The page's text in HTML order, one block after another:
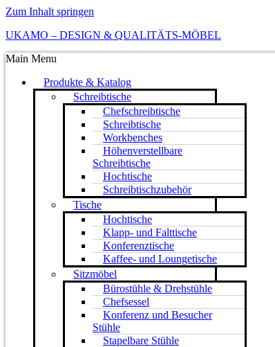
Zum Inhalt springen
UKAMO – DESIGN & QUALITÄTS-MÖBEL
Main Menu
Produkte & Katalog
Schreibtische
Chefschreibtische
Schreibtische
Workbenches
Höhenverstellbare
Schreibtische
Hochtische
Schreibtischzubehör
Tische
Hochtische
Klapp- und Falttische
Konferenztische
Kaffee- und Loungetische
Sitzmöbel
Bürostühle & Drehstühle
Chefsessel
Konferenz und Besucher
Stühle
Stapelbare Stühle